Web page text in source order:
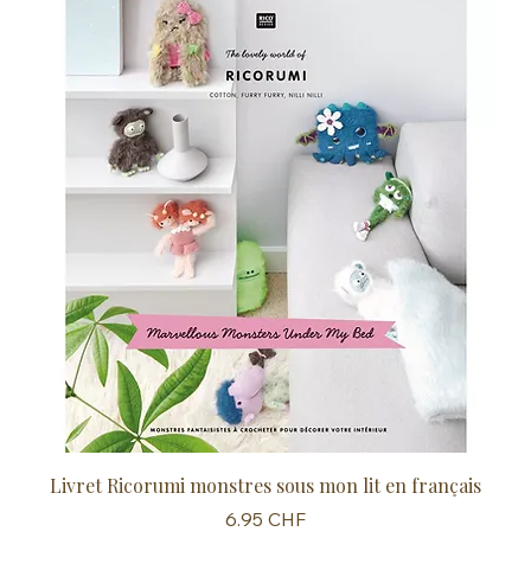
Livret Ricorumi monstres sous mon lit en français
Prix
6.95 CHF